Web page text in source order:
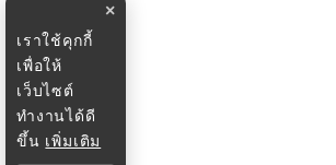
×
เราใช้คุกกี้
เพื่อให้
เว็บไซต์
ทำงานได้ดี
ขึ้น เพิ่มเติม